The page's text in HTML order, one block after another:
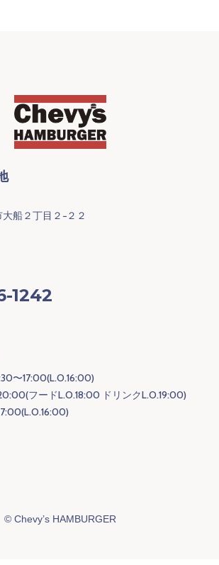
船２丁目２−２２
1242
〜17:00(L.O.16:00)
フードL.O.18:00 ドリンクL.O.19:00)
© Chevy’s HAMBURGER